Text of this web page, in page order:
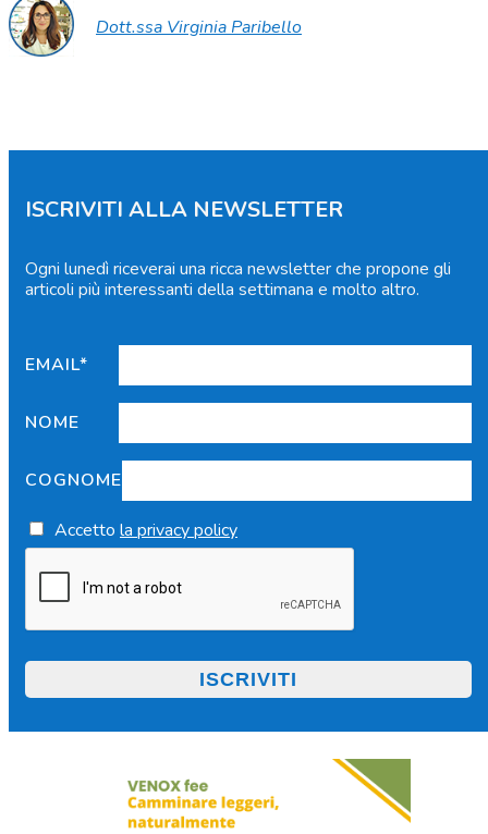
Dott.ssa Virginia Paribello
ISCRIVITI ALLA NEWSLETTER
Ogni lunedì riceverai una ricca newsletter che propone gli
articoli più interessanti della settimana e molto altro.
EMAIL*
NOME
COGNOME
Accetto la privacy policy